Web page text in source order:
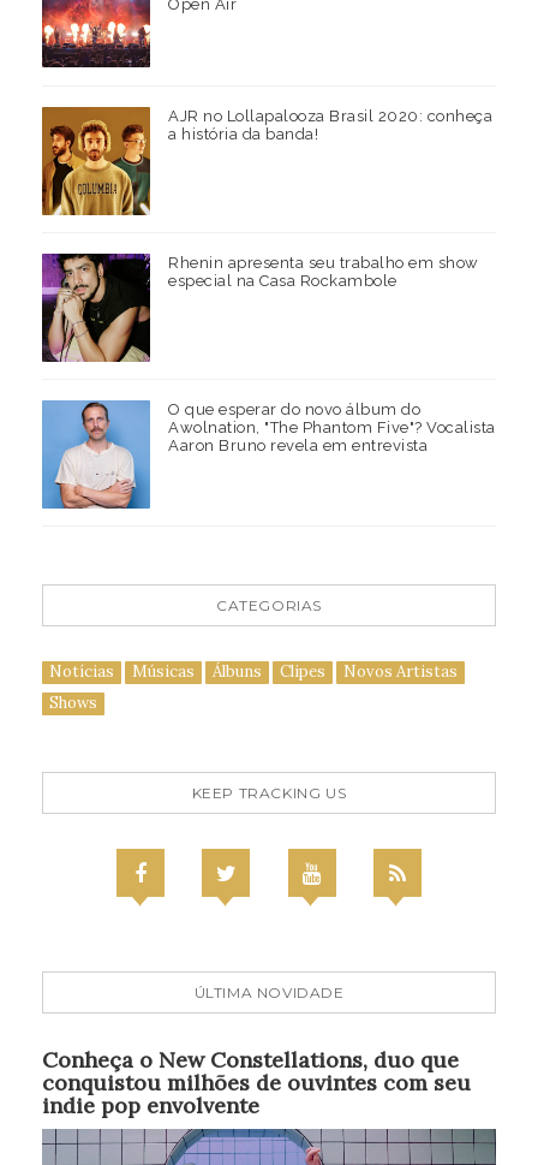
Open Air
AJR no Lollapalooza Brasil 2020: conheça
a história da banda!
Rhenin apresenta seu trabalho em show
especial na Casa Rockambole
O que esperar do novo álbum do
Awolnation, "The Phantom Five"? Vocalista
Aaron Bruno revela em entrevista
CATEGORIAS
Notícias Músicas Álbuns Clipes
Novos Artistas
Shows
KEEP TRACKING US
ÚLTIMA NOVIDADE
Conheça o New Constellations, duo que
conquistou milhões de ouvintes com seu
indie pop envolvente